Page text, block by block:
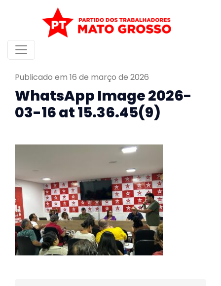
Publicado em 16 de março de 2026
WhatsApp Image 2026-
03-16 at 15.36.45(9)